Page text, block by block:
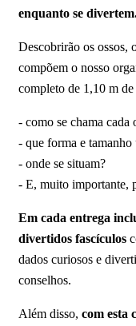
enquanto se
Descobrirão os ossos,
compõem o nosso
completo de 1,10 m de
- como se chama cada
- que forma e tamanho
- onde se situam?
- E, muito importante,
Em cada entrega
divertidos fascículos
dados curiosos e
conselhos.
Além disso, com esta